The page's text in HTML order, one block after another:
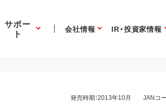
サポー
ト 会社情報 IR・投資家情報
発売時期：2013年10月 JANコ